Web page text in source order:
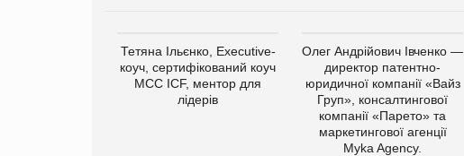
Тетяна Ільєнко, Executive-
коуч, сертифікований коуч
МСС ICF, ментор для
лідерів
Олег Андрійович Івченко —
директор патентно-
юридичної компанії «Вайз
Груп», консалтингової
компанії «Парето» та
маркетингової агенції
Myka Agency.